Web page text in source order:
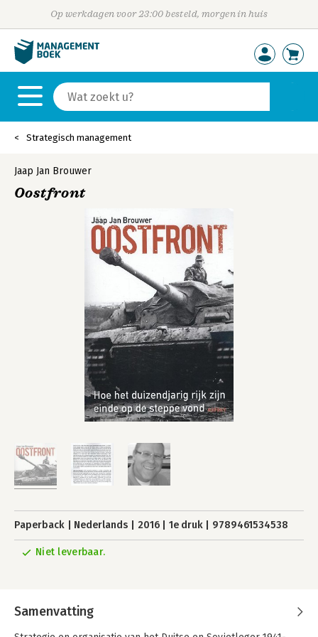
Op werkdagen voor 23:00 besteld, morgen in huis
Strategisch management
Jaap Jan Brouwer
Oostfront
Paperback Nederlands 2016 1e druk 9789461534538
Niet leverbaar.
Samenvatting